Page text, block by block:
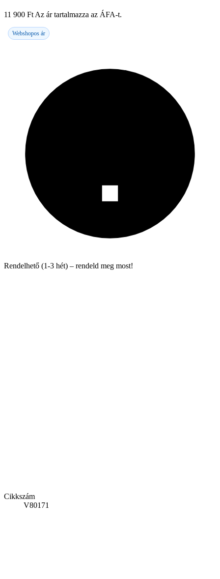
11 900 Ft Az ár tartalmazza az ÁFA-t.
Webshopos ár
Rendelhető (1-3 hét) – rendeld meg most!
Cikkszám
V80171